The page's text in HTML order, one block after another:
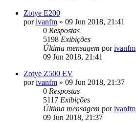
Zotye E200
porivanfm » 09 Jun 2018, 21:41
0 Respostas
5198 Exibições
Última mensagem porivanfm
09 Jun 2018, 21:41
Zotye Z500 EV
porivanfm » 09 Jun 2018, 21:37
0 Respostas
5117 Exibições
Última mensagem porivanfm
09 Jun 2018, 21:37